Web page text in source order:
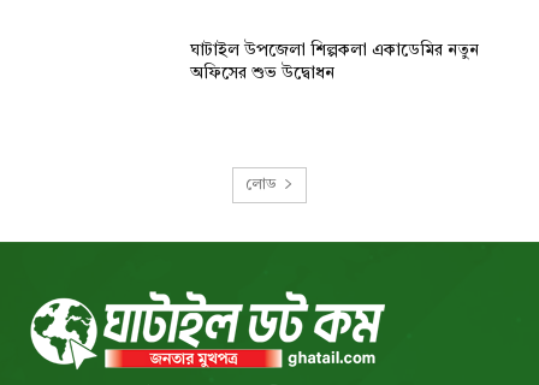
ঘাটাইল উপজেলা শিল্পকলা একাডেমির নতুন
অফিসের শুভ উদ্বোধন
লোড